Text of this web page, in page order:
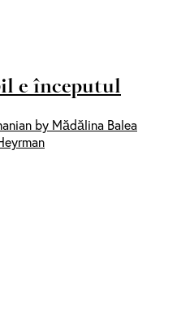
e începutul
by Mădălina Balea